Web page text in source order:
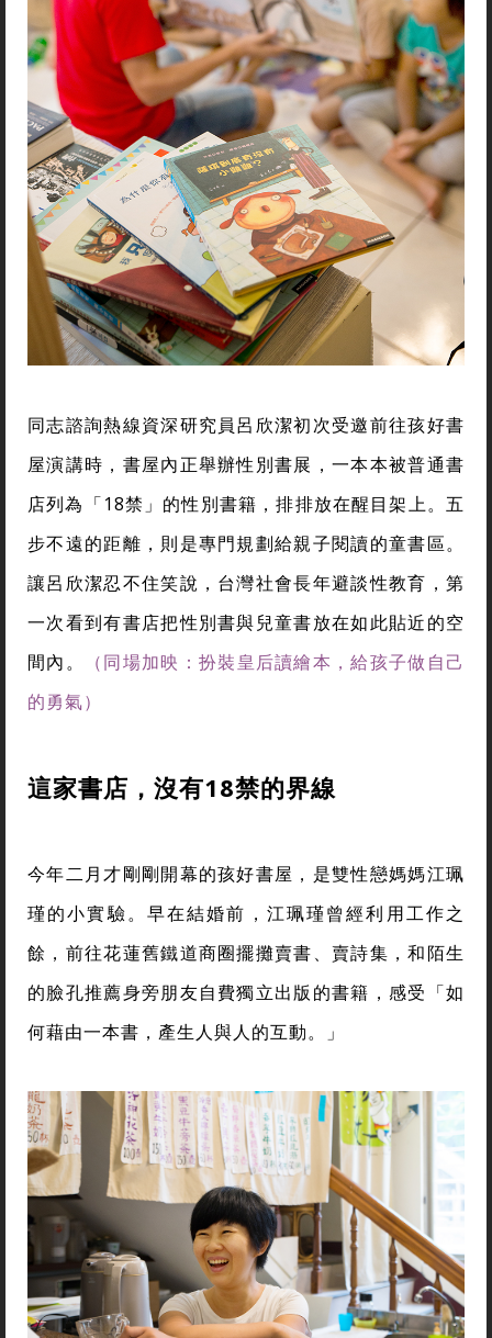
同志諮詢熱線資深研究員呂欣潔初次受邀前往孩好書
屋演講時，書屋內正舉辦性別書展，一本本被普通書
店列為「18禁」的性別書籍，排排放在醒目架上。五
步不遠的距離，則是專門規劃給親子閱讀的童書區。
讓呂欣潔忍不住笑說，台灣社會長年避談性教育，第
一次看到有書店把性別書與兒童書放在如此貼近的空
間內。
（同場加映：扮裝皇后讀繪本，給孩子做自己
的勇氣）
這家書店，沒有18禁的界線
今年二月才剛剛開幕的孩好書屋，是雙性戀媽媽江珮
瑾的小實驗。早在結婚前，江珮瑾曾經利用工作之
餘，前往花蓮舊鐵道商圈擺攤賣書、賣詩集，和陌生
的臉孔推薦身旁朋友自費獨立出版的書籍，感受「如
何藉由一本書，產生人與人的互動。」